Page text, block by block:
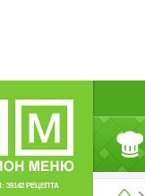
39142 РЕЦЕПТА